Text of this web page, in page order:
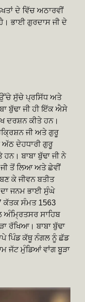
ਦੇ ਵਿੱਚ ਅਠਾਰਵੀਂ
ਹੈ। ਭਾਈ ਗੁਰਦਾਸ ਜੀ ਦੇ
ਉੱਚੇ ਸੁੱਚੇ ਪ੍ਰਸਿੱਧ ਅਤੇ
ਬੁੱਢਾ ਜੀ ਹੀ ਇੱਕ ਐਸੇ
ਦਰਸ਼ਨ ਕੀਤੇ ਹਨ।
ਜੀ ਅਤੇ ਗੁਰੂ
ਅੱਠ ਦੇਹਧਾਰੀ ਗੁਰੂ
ਹਨ। ਬਾਬਾ ਬੁੱਢਾ ਜੀ ਨੇ
ਤੋਂ ਲਿਆ ਅਤੇ ਛੇਵੀਂ
ਕੇ ਜੀਵਨ ਬਤੀਤ
ਦਾ ਜਨਮ ਭਾਈ ਸੁੰਘੇ
ਕੱਤਕ ਸੰਮਤ 1563
ਸਾਹਿਬ
ਰੱਖਿਆ। ਬਾਬਾ ਬੁੱਢਾ
ਪਿੰਡ ਕੱਥੂ ਨੰਗਲ ਨੂੰ ਛੱਡ
ਜੱਟ ਮੁੰਡਿਆਂ ਵਾਂਗ ਬੂੜਾ